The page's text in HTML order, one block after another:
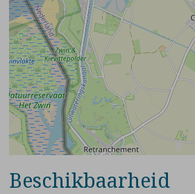
Beschikbaarheid